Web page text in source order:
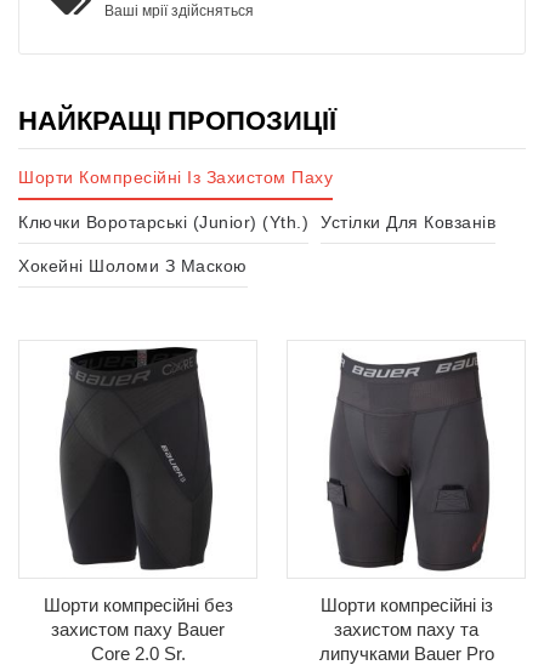
Ваші мрії здійсняться
НАЙКРАЩІ ПРОПОЗИЦІЇ
Шорти Компресійні Із Захистом Паху
Ключки Воротарські (Junior) (Yth.) Устілки Для Ковзанів
Хокейні Шоломи З Маскою
Шорти компресійні без
захистом паху Bauer
Core 2.0 Sr.
Шорти компресійні із
захистом паху та
липучками Bauer Pro